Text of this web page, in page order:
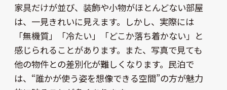
家具だけが並び、装飾や小物がほとんどない部屋
は、一見きれいに見えます。しかし、実際には
「無機質」「冷たい」「どこか落ち着かない」と
感じられることがあります。また、写真で見ても
他の物件との差別化が難しくなります。民泊で
は、“誰かが使う姿を想像できる空間”の方が魅力